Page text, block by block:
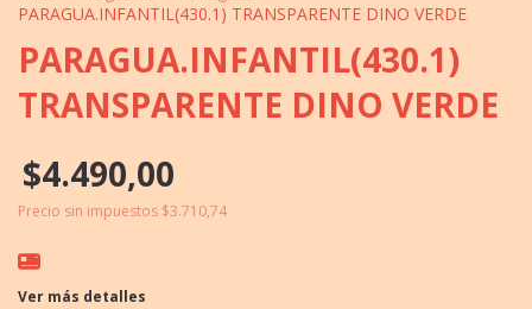
PARAGUA.INFANTIL(430.1) TRANSPARENTE DINO VERDE
PARAGUA.INFANTIL(430.1)
TRANSPARENTE DINO VERDE
$4.490,00
Precio sin impuestos $3.710,74
Ver más detalles